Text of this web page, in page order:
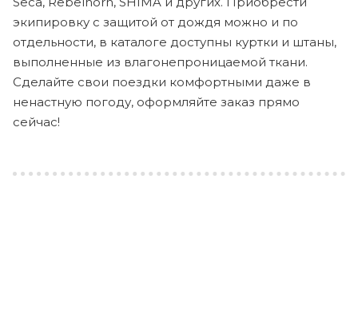
экипировку с защитой от дождя можно и по
отдельности, в каталоге доступны куртки и штаны,
выполненные из влагонепроницаемой ткани.
Сделайте свои поездки комфортными даже в
ненастную погоду, оформляйте заказ прямо
сейчас!